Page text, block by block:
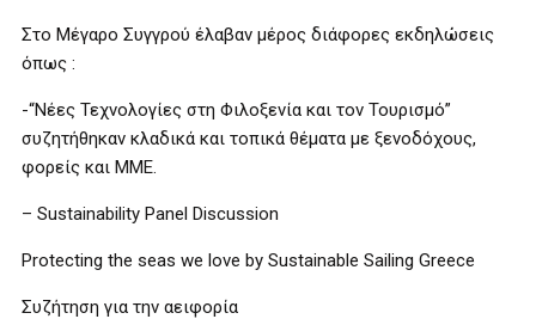
Στο Μέγαρο Συγγρού έλαβαν μέρος διάφορες εκδηλώσεις
όπως :
-“Νέες Τεχνολογίες στη Φιλοξενία και τον Τουρισμό”
συζητήθηκαν κλαδικά και τοπικά θέματα με ξενοδόχους,
φορείς και ΜΜΕ.
– Sustainability Panel Discussion
Protecting the seas we love by Sustainable Sailing Greece
Συζήτηση για την αειφορία